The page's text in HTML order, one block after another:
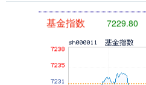
基金指数 7229.80